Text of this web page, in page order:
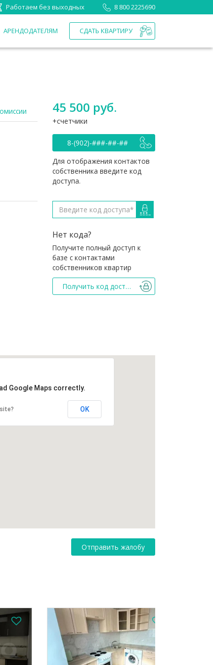
Работаем без выходных 8 800 2225690
АРЕНДОДАТЕЛЯМ СДАТЬ КВАРТИРУ
45 500 руб.
счетчики
8-(902)-###-##-##
Для отображения контактов
собственника введите код
доступа.
Нет кода?
Получите полный доступ к
базе с контактами
собственников квартир
Получить код доступа
Google Maps correctly.
OK
Отправить жалобу